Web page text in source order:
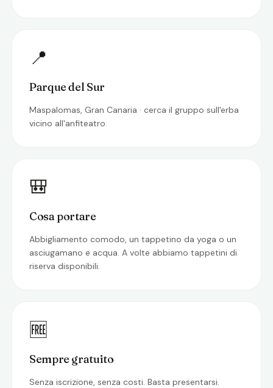
📍
Parque del Sur
Maspalomas, Gran Canaria · cerca il gruppo sull'erba
vicino all'anfiteatro.
🎒
Cosa portare
Abbigliamento comodo, un tappetino da yoga o un
asciugamano e acqua. A volte abbiamo tappetini di
riserva disponibili.
🆓
Sempre gratuito
Senza iscrizione, senza costi. Basta presentarsi.